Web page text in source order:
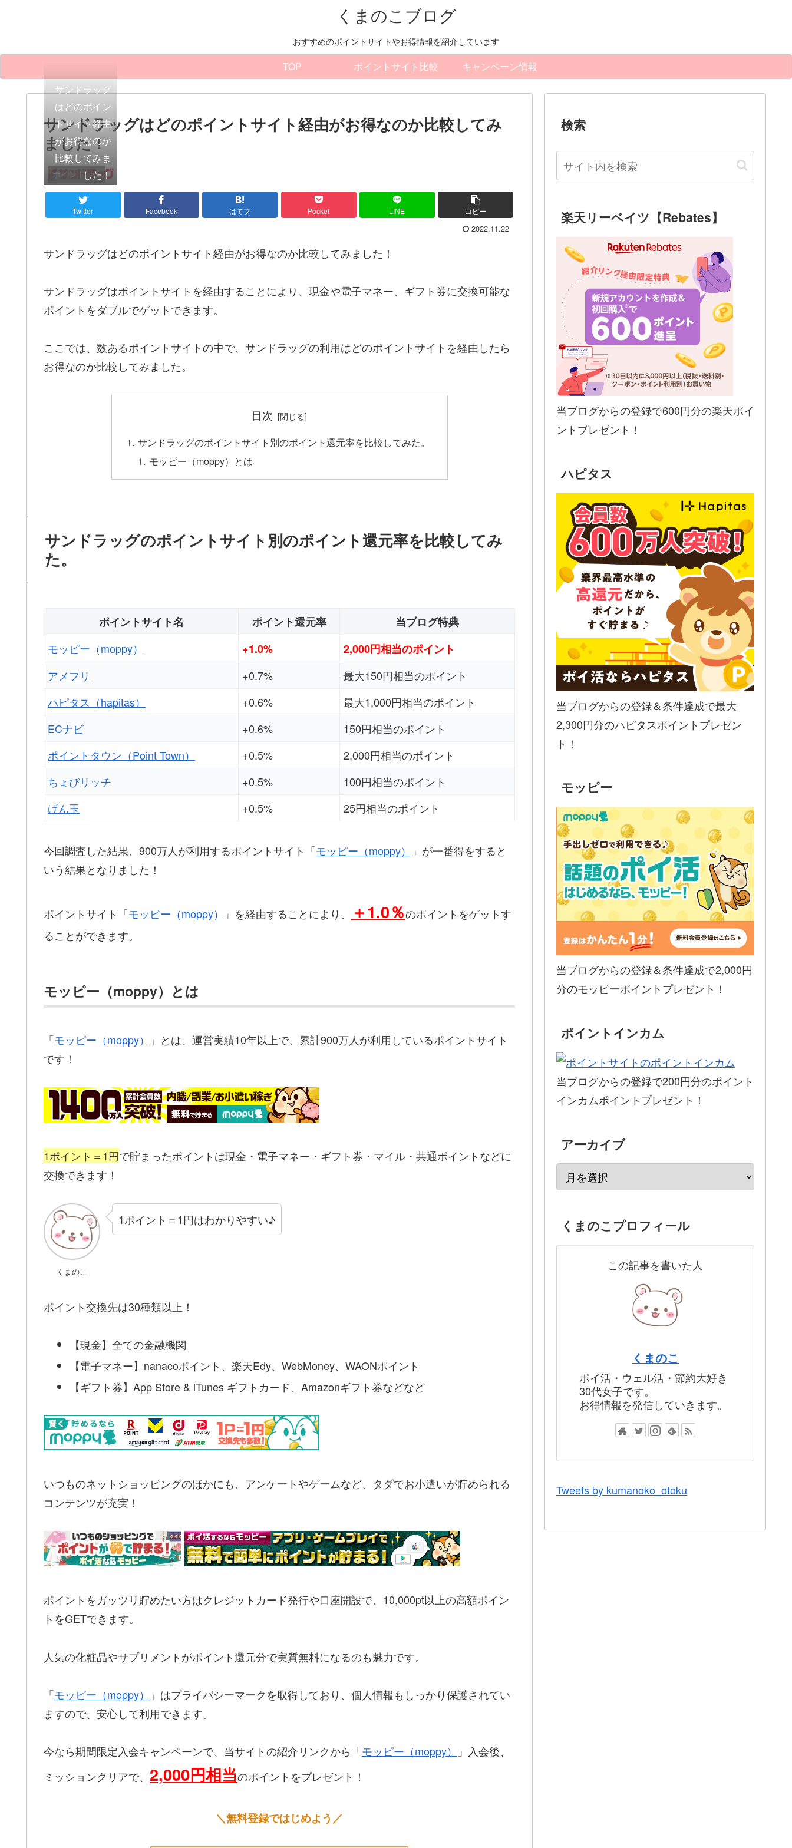
くまのこブログ
おすすめのポイントサイトやお得情報を紹介しています
TOP ポイントサイト比較 キャンペーン情報
サンドラッグはどのポイントサイト経由がお得なのか比較してみ
ました！
ポイントサイト比較
サンドラッグ
はどのポイン
トサイト経由
がお得なのか
比較してみま
した！
Twitter Facebook はてブ Pocket LINE コピー
2022.11.22
サンドラッグはどのポイントサイト経由がお得なのか比較してみました！
サンドラッグはポイントサイトを経由することにより、現金や電子マネー、ギフト券に交換可能な
ポイントをダブルでゲットできます。
ここでは、数あるポイントサイトの中で、サンドラッグの利用はどのポイントサイトを経由したら
お得なのか比較してみました。
目次
サンドラッグのポイントサイト別のポイント還元率を比較してみた。
モッピー（moppy）とは
サンドラッグのポイントサイト別のポイント還元率を比較してみ
た。
ポイントサイト名 ポイント還元率
当ブログ特典
モッピー（moppy）
+1.0%
2,000円相当のポイント
アメフリ
+0.7%
最大150円相当のポイント
ハピタス（hapitas）
+0.6%
最大1,000円相当のポイント
ECナビ
+0.6%
150円相当のポイント
ポイントタウン（Point Town）
+0.5%
2,000円相当のポイント
ちょびリッチ
+0.5%
100円相当のポイント
げん玉
+0.5% 25円相当のポイント
今回調査した結果、900万人が利用するポイントサイト「モッピー（moppy）
」が一番得をすると
いう結果となりました！
ポイントサイト「モッピー（moppy） 」を経由することにより、 ＋1.0％のポイントをゲットす
ることができます。
モッピー（moppy）とは
「モッピー（moppy）
」とは、運営実績10年以上で、累計900万人が利用しているポイントサイト
です！
1ポイント＝1円で貯まったポイントは現金・電子マネー・ギフト券・マイル・共通ポイントなどに
交換できます！
くまのこ
1ポイント＝1円はわかりやすい♪
ポイント交換先は30種類以上！
【現金】全ての金融機関
【電子マネー】nanacoポイント、楽天Edy、WebMoney、WAONポイント
【ギフト券】App Store & iTunes ギフトカード、Amazonギフト券などなど
いつものネットショッピングのほかにも、アンケートやゲームなど、タダでお小遣いが貯められる
コンテンツが充実！
ポイントをガッツリ貯めたい方はクレジットカード発行や口座開設で、10,000pt以上の高額ポイン
トをGETできます。
人気の化粧品やサプリメントがポイント還元分で実質無料になるのも魅力です。
「モッピー（moppy）
」はプライバシーマークを取得しており、個人情報もしっかり保護されてい
ますので、安心して利用できます。
今なら期間限定入会キャンペーンで、当サイトの紹介リンクから「モッピー（moppy）
」入会後、
ミッションクリアで、 2,000円相当のポイントをプレゼント！
＼無料登録ではじめよう／
検索
楽天リーベイツ【Rebates】
当ブログからの登録で600円分の楽天ポイ
ントプレゼント！
ハピタス
当ブログからの登録＆条件達成で最大
2,300円分のハピタスポイントプレゼン
ト！
モッピー
当ブログからの登録＆条件達成で2,000円
分のモッピーポイントプレゼント！
ポイントインカム
当ブログからの登録で200円分のポイント
インカムポイントプレゼント！
アーカイブ
くまのこプロフィール
この記事を書いた人
くまのこ
ポイ活・ウェル活・節約大好き
30代女子です。
お得情報を発信していきます。
Tweets by kumanoko_otoku